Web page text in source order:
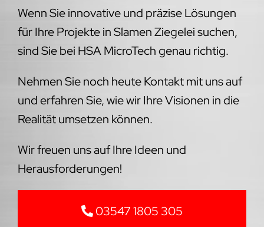
Wenn Sie innovative und präzise Lösungen
für Ihre Projekte in Slamen Ziegelei suchen,
sind Sie bei HSA MicroTech genau richtig.
Nehmen Sie noch heute Kontakt mit uns auf
und erfahren Sie, wie wir Ihre Visionen in die
Realität umsetzen können.
Wir freuen uns auf Ihre Ideen und
Herausforderungen!
03547 1805 305